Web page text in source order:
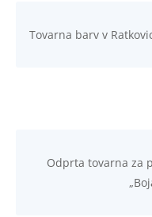
Tovarna barv v
Odprta tovarna za